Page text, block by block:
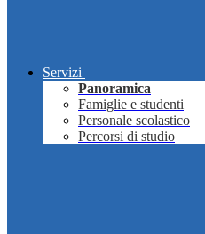
Servizi
Panoramica
Famiglie e studenti
Personale scolastico
Percorsi di studio